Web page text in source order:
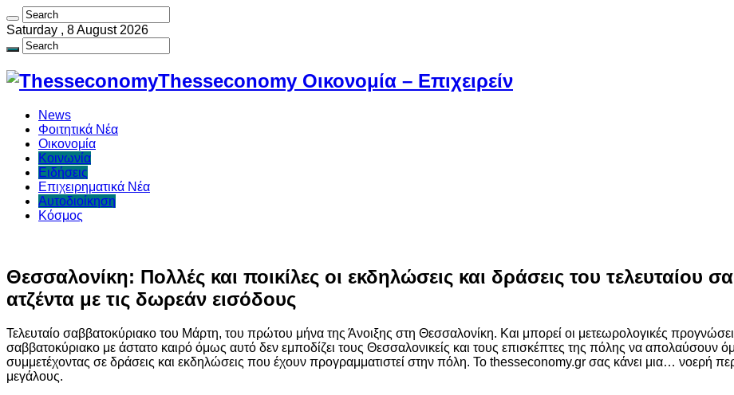
Saturday , 8 August 2026
Thesseconomy Οικονομία – Επιχειρείν
News
Φοιτητικά Νέα
Οικονομία
Κοινωνία
Ειδήσεις
Επιχειρηματικά Νέα
Αυτοδιοίκηση
Κόσμος
Θεσσαλονίκη: Πολλές και ποικίλες οι εκδηλώσεις και δράσεις του τελευταίου
ατζέντα με τις δωρεάν εισόδους
Τελευταίο σαββατοκύριακο του Μάρτη, του πρώτου μήνα της Άνοιξης στη Θεσσαλονίκη. Και μπορεί οι μετεωρολογικές
σαββατοκύριακο με άστατο καιρό όμως αυτό δεν εμποδίζει τους Θεσσαλονικείς και τους επισκέπτες της πόλης να απολαύσουν
συμμετέχοντας σε δράσεις και εκδηλώσεις που έχουν προγραμματιστεί στην πόλη. Το thesseconomy.gr σας κάνει μια… νοερή
μεγάλους.